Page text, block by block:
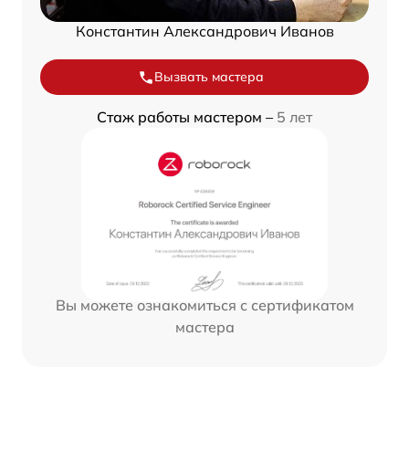
Константин Александрович Иванов
Вызвать мастера
Стаж работы мастером – 5 лет
Вы можете ознакомиться с сертификатом
мастера